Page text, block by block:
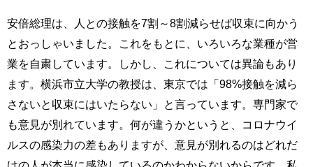
安倍総理は、人との接触を7割～8割減らせば収束に向かう
とおっしゃいました。これをもとに、いろいろな業種が営
業を自粛しています。しかし、これについては異論もあり
ます。横浜市立大学の教授は、東京では「98%接触を減ら
さないと収束にはいたらない」と言っています。専門家で
も意見が別れています。何が違うかというと、コロナウイ
ルスの感染力の差もありますが、意見が別れるのはどれだ